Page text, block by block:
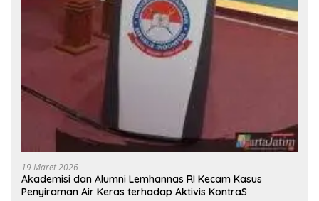
19 Maret 2026
Akademisi dan Alumni Lemhannas RI Kecam Kasus
Penyiraman Air Keras terhadap Aktivis KontraS